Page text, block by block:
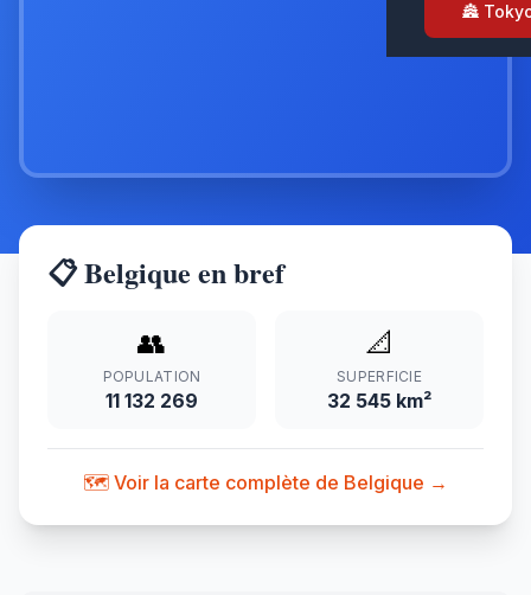
🏯
📋 Belgique en bref
👥
POPULATION
11 132 269
📐
SUPERFICIE
32 545 km²
🗺️ Voir la carte complète de Belgique →